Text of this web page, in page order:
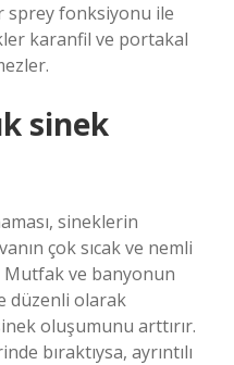
sprey fonksiyonu ile
karanfil ve portakal
sinek
sineklerin
çok sıcak ve nemli
Mutfak ve banyonun
düzenli olarak
oluşumunu arttırır.
bıraktıysa, ayrıntılı